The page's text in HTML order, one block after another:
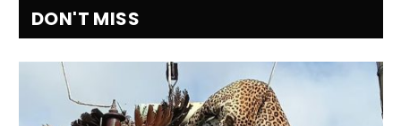
DON'T MISS